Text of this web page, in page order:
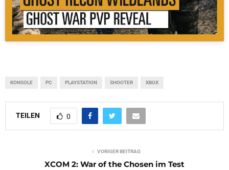
KONSOLE PC PLAYSTATION SHOOTER XBOX
TEILEN 0
VORIGER BEITRAG
XCOM 2: War of the Chosen im Test